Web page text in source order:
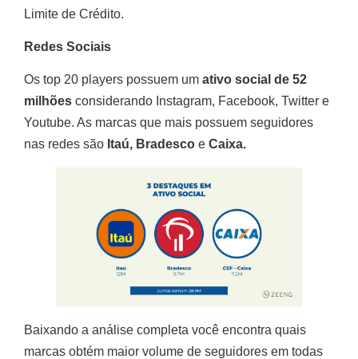
Limite de Crédito.
Redes Sociais
Os top 20 players possuem um ativo social de 52
milhões considerando Instagram, Facebook, Twitter e
Youtube. As marcas que mais possuem seguidores
nas redes são Itaú, Bradesco e Caixa.
Baixando a análise completa você encontra quais
marcas obtém maior volume de seguidores em todas